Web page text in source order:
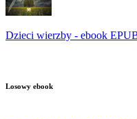
Dzieci wierzby - ebook
Losowy ebook